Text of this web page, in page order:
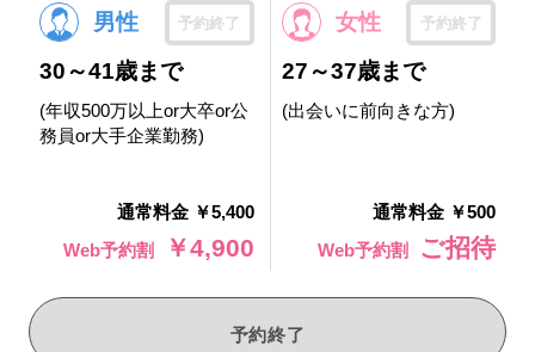
男性 予約終了
30～41歳まで
(年収500万以上or大卒or公
務員or大手企業勤務)
通常料金 ￥5,400
Web予約割
￥4,900
女性 予約終了
27～37歳まで
(出会いに前向きな方)
通常料金 ￥500
Web予約割
ご招待
予約終了